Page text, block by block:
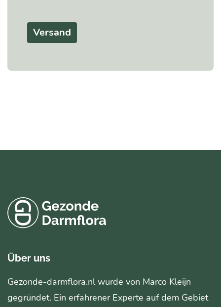
Über uns
Gezonde-darmflora.nl wurde von Marco Kleijn
gegründet. Ein erfahrener Experte auf dem Gebiet